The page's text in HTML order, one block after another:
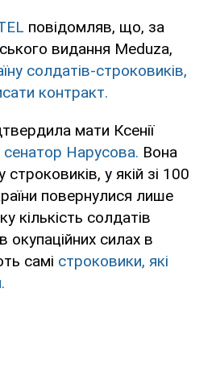
повідомляв, що, за
видання Meduza,
солдатів-строковиків,
контракт.
мати Ксенії
сенатор Нарусова. Вона
у якій зі 100
повернулися лише
кількість солдатів
окупаційних силах в
самі строковики, які